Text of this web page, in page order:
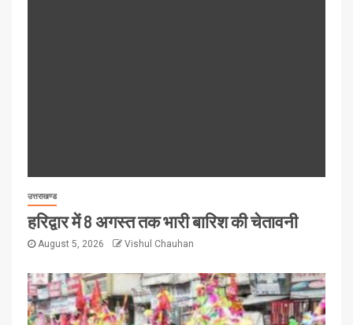
उत्तराखण्ड
हरिद्वार में 8 अगस्त तक भारी बारिश की चेतावनी
August 5, 2026 Vishul Chauhan